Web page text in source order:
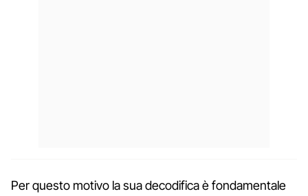
Per questo motivo la sua decodifica è fondamentale